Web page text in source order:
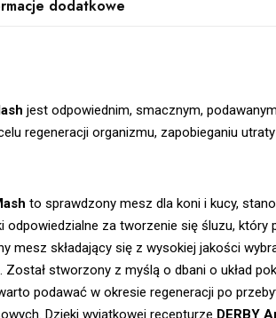
dodatkowe
jest odpowiednim, smacznym,
regeneracji organizmu, zapobieganiu
to sprawdzony mesz dla koni i kucy,
odpowiedzialne za tworzenie się śluzu, który
mesz składający się z wysokiej jakości
Został stworzony z myślą o dbani o układ
podawać w okresie regeneracji po
Dzięki wyjątkowej recepturze DERBY